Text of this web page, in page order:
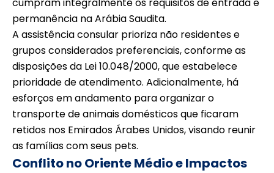
cumpram integralmente os requisitos de entrada e
permanência na Arábia Saudita.
A assistência consular prioriza não residentes e
grupos considerados preferenciais, conforme as
disposições da Lei 10.048/2000, que estabelece
prioridade de atendimento. Adicionalmente, há
esforços em andamento para organizar o
transporte de animais domésticos que ficaram
retidos nos Emirados Árabes Unidos, visando reunir
as famílias com seus pets.
Conflito no Oriente Médio e Impactos